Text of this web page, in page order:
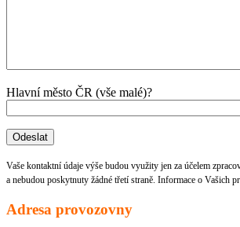
Hlavní město ČR (vše malé)?
Vaše kontaktní údaje výše budou využity jen za účelem
a nebudou poskytnuty žádné třetí straně. Informace o Vašich
Adresa provozovny